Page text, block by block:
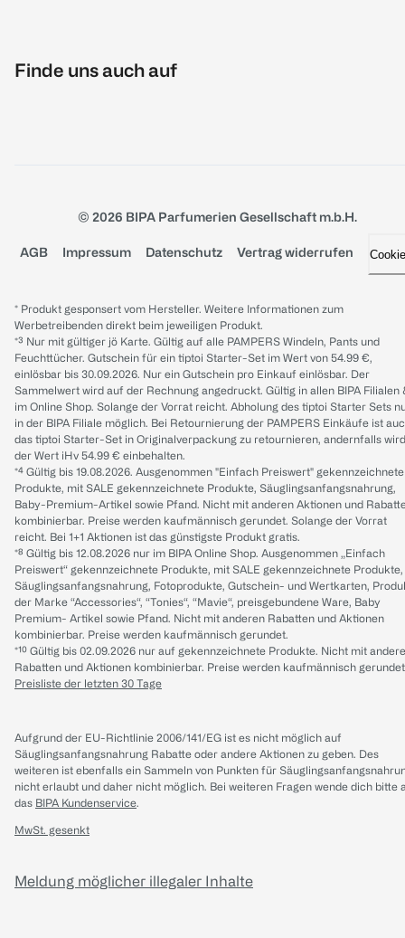
Finde uns auch auf
© 2026 BIPA Parfumerien Gesellschaft m.b.H.
AGB Impressum Datenschutz Vertrag widerrufen
* Produkt gesponsert vom Hersteller. Weitere Informationen zum
Werbetreibenden direkt beim jeweiligen Produkt.
*³ Nur mit gültiger jö Karte. Gültig auf alle PAMPERS Windeln, Pants und
Feuchttücher. Gutschein für ein tiptoi Starter-Set im Wert von 54.99 €,
einlösbar bis 30.09.2026. Nur ein Gutschein pro Einkauf einlösbar. Der
Sammelwert wird auf der Rechnung angedruckt. Gültig in allen BIPA Filialen
im Online Shop. Solange der Vorrat reicht. Abholung des tiptoi Starter Sets
in der BIPA Filiale möglich. Bei Retournierung der PAMPERS Einkäufe ist
das tiptoi Starter-Set in Originalverpackung zu retournieren, andernfalls wird
der Wert iHv 54.99 € einbehalten.
*⁴ Gültig bis 19.08.2026. Ausgenommen "Einfach Preiswert" gekennzeichnete
Produkte, mit SALE gekennzeichnete Produkte, Säuglingsanfangsnahrung,
Baby-Premium-Artikel sowie Pfand. Nicht mit anderen Aktionen und
kombinierbar. Preise werden kaufmännisch gerundet. Solange der Vorrat
reicht. Bei 1+1 Aktionen ist das günstigste Produkt gratis.
*⁸ Gültig bis 12.08.2026 nur im BIPA Online Shop. Ausgenommen „Einfach
Preiswert“ gekennzeichnete Produkte, mit SALE gekennzeichnete Produkte,
Säuglingsanfangsnahrung, Fotoprodukte, Gutschein- und Wertkarten,
der Marke “Accessories“, “Tonies“, “Mavie“, preisgebundene Ware, Baby
Premium- Artikel sowie Pfand. Nicht mit anderen Rabatten und Aktionen
kombinierbar. Preise werden kaufmännisch gerundet.
*¹⁰ Gültig bis 02.09.2026 nur auf gekennzeichnete Produkte. Nicht mit
Rabatten und Aktionen kombinierbar. Preise werden kaufmännisch
Preisliste der letzten 30 Tage
Aufgrund der EU-Richtlinie 2006/141/EG ist es nicht möglich auf
Säuglingsanfangsnahrung Rabatte oder andere Aktionen zu geben. Des
weiteren ist ebenfalls ein Sammeln von Punkten für
nicht erlaubt und daher nicht möglich. Bei weiteren Fragen wende dich bitte
das BIPA Kundenservice.
MwSt. gesenkt
Meldung möglicher illegaler Inhalte